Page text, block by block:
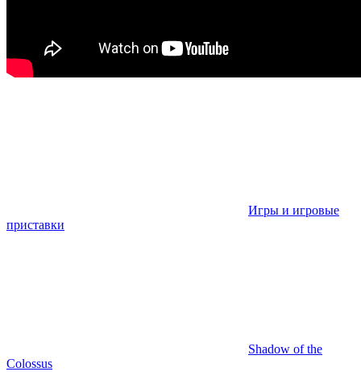
Игры и игровые
приставки
Shadow of the
Colossus